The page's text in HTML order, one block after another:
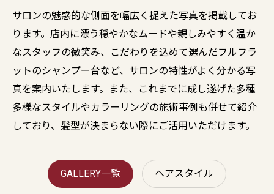
サロンの魅惑的な側面を幅広く捉えた写真を掲載してお
ります。店内に漂う穏やかなムードや親しみやすく温か
なスタッフの微笑み、こだわりを込めて選んだフルフラ
ットのシャンプー台など、サロンの特性がよく分かる写
真を案内いたします。また、これまでに成し遂げた多種
多様なスタイルやカラーリングの施術事例も併せて紹介
しており、髪型が決まらない際にご活用いただけます。
GALLERY一覧 ヘアスタイル